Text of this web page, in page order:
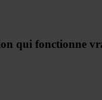
qui fonctionne